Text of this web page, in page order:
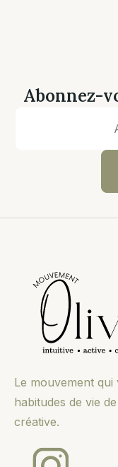
Abonnez-
Le mouvement qui
habitudes de vie
créative.